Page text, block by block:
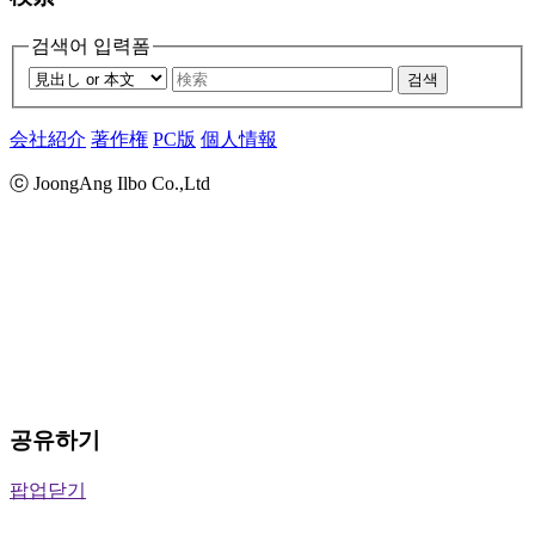
검색어 입력폼
검색
会社紹介 著作権 PC版 個人情報
ⓒ JoongAng Ilbo Co.,Ltd
공유하기
팝업닫기